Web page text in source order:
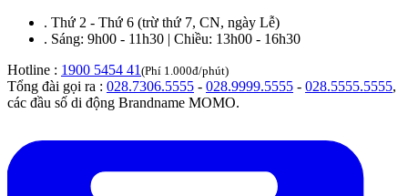
. Thứ 2 - Thứ 6 (trừ thứ 7, CN, ngày Lễ)
. Sáng: 9h00 - 11h30 | Chiều: 13h00 - 16h30
Hotline : 1900 5454 41 (Phí 1.000đ/phút)
Tổng đài gọi ra : 028.7306.5555 - 028.9999.5555 - 028.5555.5555,
các đầu số di động Brandname MOMO.